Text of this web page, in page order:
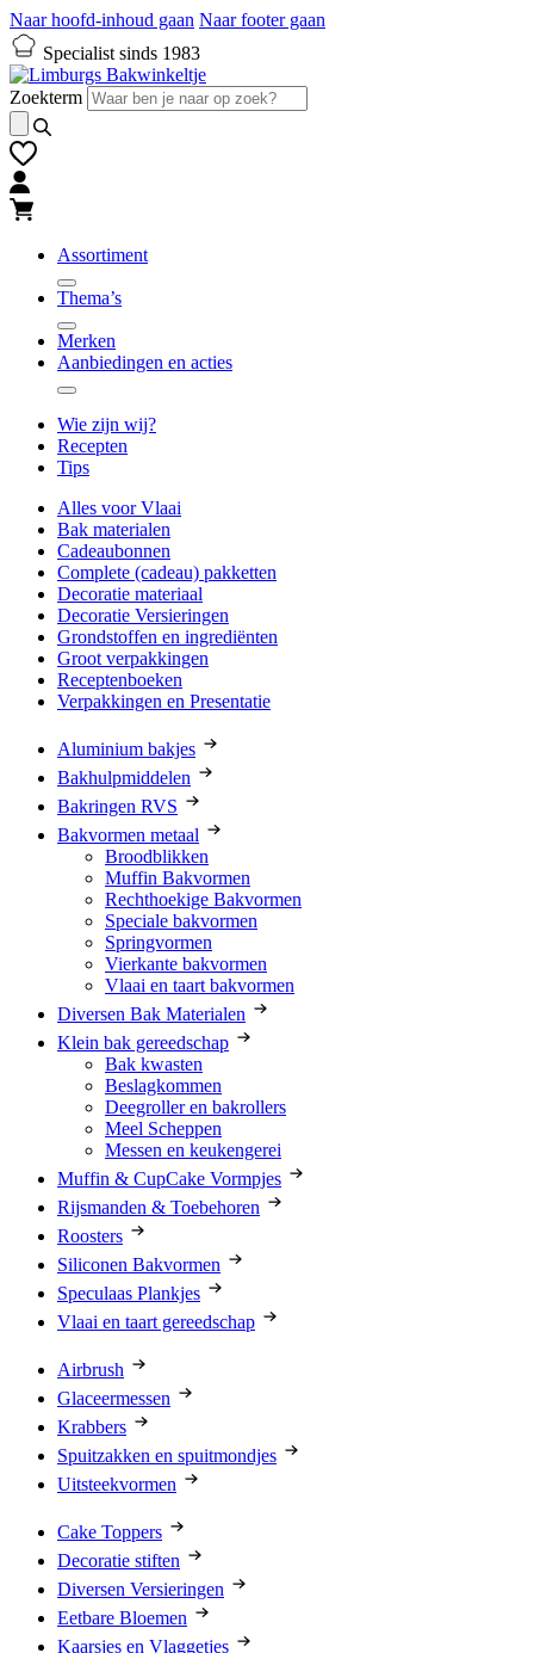
Naar hoofd-inhoud gaan Naar footer gaan
Specialist sinds 1983
Zoekterm
Assortiment
Thema’s
Merken
Aanbiedingen en acties
Wie zijn wij?
Recepten
Tips
Alles voor Vlaai
Bak materialen
Cadeaubonnen
Complete (cadeau) pakketten
Decoratie materiaal
Decoratie Versieringen
Grondstoffen en ingrediënten
Groot verpakkingen
Receptenboeken
Verpakkingen en Presentatie
Aluminium bakjes
Bakhulpmiddelen
Bakringen RVS
Bakvormen metaal
Broodblikken
Muffin Bakvormen
Rechthoekige Bakvormen
Speciale bakvormen
Springvormen
Vierkante bakvormen
Vlaai en taart bakvormen
Diversen Bak Materialen
Klein bak gereedschap
Bak kwasten
Beslagkommen
Deegroller en bakrollers
Meel Scheppen
Messen en keukengerei
Muffin & CupCake Vormpjes
Rijsmanden & Toebehoren
Roosters
Siliconen Bakvormen
Speculaas Plankjes
Vlaai en taart gereedschap
Airbrush
Glaceermessen
Krabbers
Spuitzakken en spuitmondjes
Uitsteekvormen
Cake Toppers
Decoratie stiften
Diversen Versieringen
Eetbare Bloemen
Kaarsjes en Vlaggetjes